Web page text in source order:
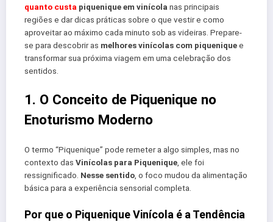
quanto custa piquenique em vinícolanas principais
regiões e dar dicas práticas sobre o que vestir e como
aproveitar ao máximo cada minuto sob as videiras. Prepare-
se para descobrir as melhores vinícolas com piqueniquee
transformar sua próxima viagem em uma celebração dos
sentidos.
1. O Conceito de Piquenique no
Enoturismo Moderno
O termo “Piquenique” pode remeter a algo simples, mas no
contexto das Vinícolas para Piquenique , ele foi
ressignificado. Nesse sentido , o foco mudou da alimentação
básica para a experiência sensorial completa.
Por que o Piquenique Vinícola é a Tendência